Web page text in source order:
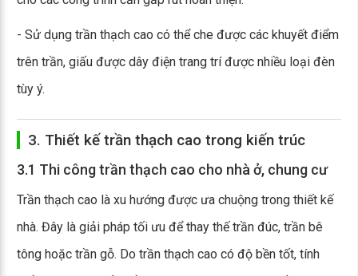
- Sử dụng trần thạch cao có thể che được các khuyết điểm
trên trần, giấu được dây điện trang trí được nhiều loại đèn
tùy ý.
3. Thiết kế trần thạch cao trong kiến trúc
3.1 Thi công trần thạch cao cho nhà ở, chung cư
Trần thạch cao là xu hướng được ưa chuộng trong thiết kế
nhà. Đây là giải pháp tối ưu để thay thế trần đúc, trần bê
tông hoặc trần gỗ. Do trần thạch cao có độ bền tốt, tính